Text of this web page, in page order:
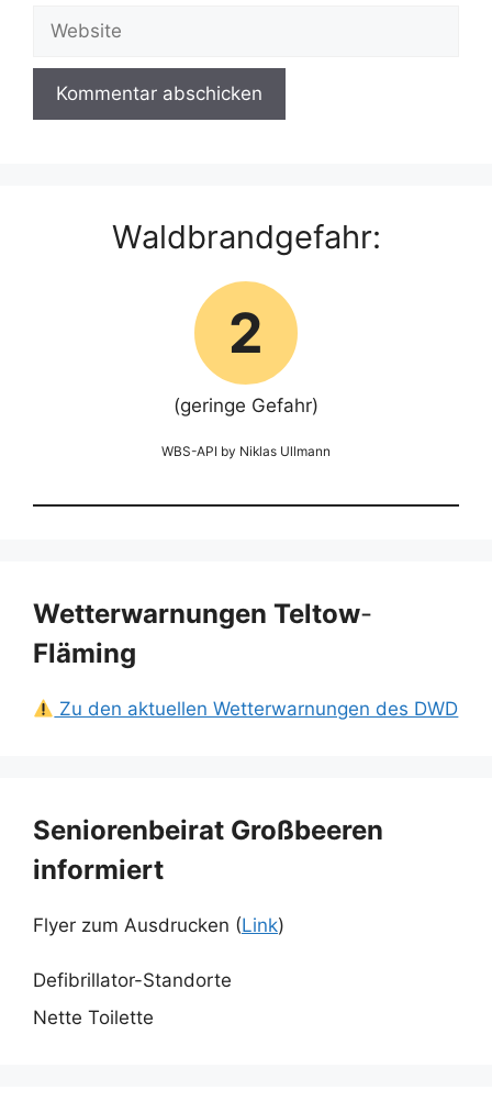
Website
Waldbrandgefahr:
2
(geringe Gefahr)
WBS-API by Niklas Ullmann
Wetterwarnungen Teltow-
Fläming
Zu den aktuellen Wetterwarnungen des DWD
Seniorenbeirat Großbeeren
informiert
Flyer zum Ausdrucken (Link)
Defibrillator-Standorte
Nette Toilette